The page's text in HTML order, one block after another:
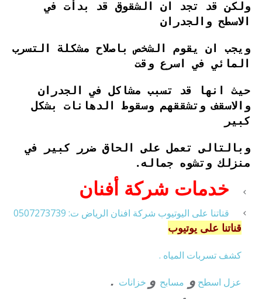
ولكن قد تجد ان الشقوق قد بدأت في
الاسطح والجدران
ويجب ان يقوم الشخص باصلاح مشكلة التسرب
المائي في اسرع وقت
حيث انها قد تسبب مشاكل في الجدران
والاسقف وتشققهم وسقوط الدهانات بشكل
كبير
وبالتالى تعمل على الحاق ضرر كبير في
منزلك وتشوه جماله.
خدمات شركة أفنان
قناتنا على اليوتيوب شركة افنان الرياض ت: 0507273739
قناتنا على يوتيوب
كشف تسربات المياه .
عزل اسطح و مسابح و خزانات .